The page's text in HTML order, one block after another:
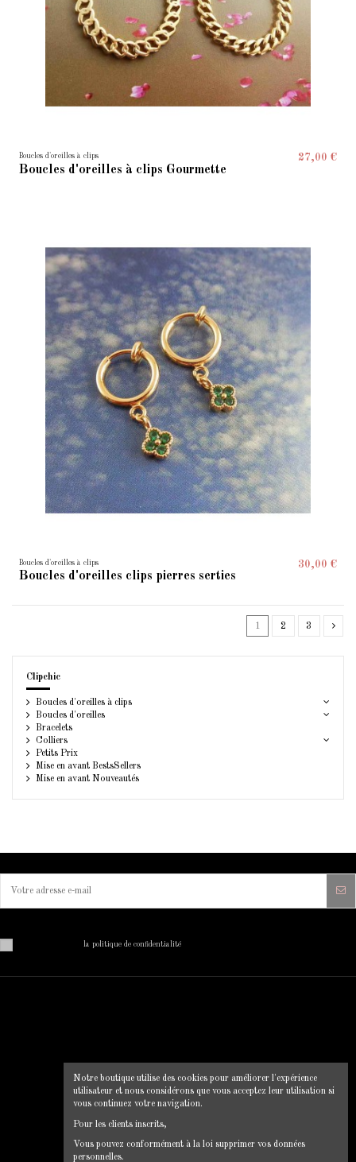
Boucles d'oreilles à clips
Boucles d'oreilles à clips Gourmette
27,00 €
Boucles d'oreilles à clips
Boucles d'oreilles clips pierres serties
30,00 €
1 2 3
Clipchic
Boucles d'oreilles à clips
Boucles d'oreilles
Bracelets
Colliers
Petits Prix
Mise en avant BestsSellers
Mise en avant Nouveautés
la politique de confidentialité
Mentions légales
Politique de confidentialité
Clip Chic
12 rue du pont, 22130 Plancoet
Notre boutique utilise des cookies pour améliorer l'expérience
utilisateur et nous considérons que vous acceptez leur utilisation si
vous continuez votre navigation.
Pour les clients inscrits,
Vous pouvez conformément à la loi supprimer vos données
personnelles.